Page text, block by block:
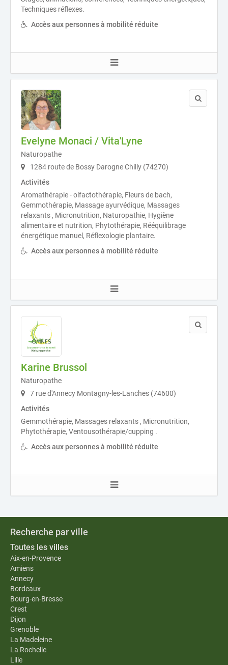
Techniques réflexes.
Accès aux personnes à mobilité réduite
Evelyne Monaci / Vita'Lyne
Naturopathe
1284 route de Bossy Darogne Chilly (74270)
Activités
Aromathérapie - olfactothérapie, Fleurs de bach,
Gemmothérapie, Massage ayurvédique, Massages
relaxants , Micronutrition, Naturopathie, Hygiène
alimentaire et nutrition, Phytothérapie, Rééquilibrage
énergétique manuel, Réflexologie plantaire.
Accès aux personnes à mobilité réduite
Karine Brussol
Naturopathe
7 rue d'Annecy Montagny-les-Lanches (74600)
Activités
Gemmothérapie, Massages relaxants , Micronutrition,
Phytothérapie, Ventousothérapie/cupping .
Accès aux personnes à mobilité réduite
Recherche par ville
Toutes les villes
Aix-en-Provence
Amiens
Annecy
Bordeaux
Bourg-en-Bresse
Crest
Dijon
Grenoble
La Madeleine
La Rochelle
Lille